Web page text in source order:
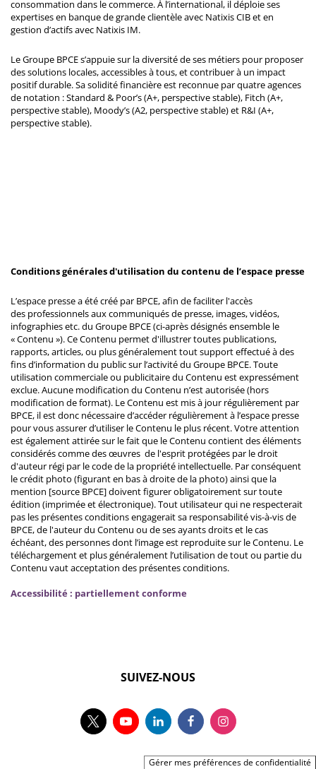
consommation dans le commerce. À l’international, il déploie ses
expertises en banque de grande clientèle avec Natixis CIB et en
gestion d’actifs avec Natixis IM.
Le Groupe BPCE s’appuie sur la diversité de ses métiers pour proposer
des solutions locales, accessibles à tous, et contribuer à un impact
positif durable. Sa solidité financière est reconnue par quatre agences
de notation : Standard & Poor’s (A+, perspective stable), Fitch (A+,
perspective stable), Moody’s (A2, perspective stable) et R&I (A+,
perspective stable).
Conditions générales d'utilisation du contenu de l’espace presse
L’espace presse a été créé par BPCE, afin de faciliter l'accès
des professionnels aux communiqués de presse, images, vidéos,
infographies etc. du Groupe BPCE (ci-après désignés ensemble le
« Contenu »). Ce Contenu permet d'illustrer toutes publications,
rapports, articles, ou plus généralement tout support effectué à des
fins d’information du public sur l’activité du Groupe BPCE. Toute
utilisation commerciale ou publicitaire du Contenu est expressément
exclue. Aucune modification du Contenu n’est autorisée (hors
modification de format). Le Contenu est mis à jour régulièrement par
BPCE, il est donc nécessaire d’accéder régulièrement à l’espace presse
pour vous assurer d’utiliser le Contenu le plus récent. Votre attention
est également attirée sur le fait que le Contenu contient des éléments
considérés comme des œuvres de l'esprit protégées par le droit
d'auteur régi par le code de la propriété intellectuelle. Par conséquent
le crédit photo (figurant en bas à droite de la photo) ainsi que la
mention [source BPCE] doivent figurer obligatoirement sur toute
édition (imprimée et électronique). Tout utilisateur qui ne respecterait
pas les présentes conditions engagerait sa responsabilité vis-à-vis de
BPCE, de l'auteur du Contenu ou de ses ayants droits et le cas
échéant, des personnes dont l’image est reproduite sur le Contenu. Le
téléchargement et plus généralement l’utilisation de tout ou partie du
Contenu vaut acceptation des présentes conditions.
Accessibilité : partiellement conforme
SUIVEZ-NOUS
Gérer mes préférences de confidentialité